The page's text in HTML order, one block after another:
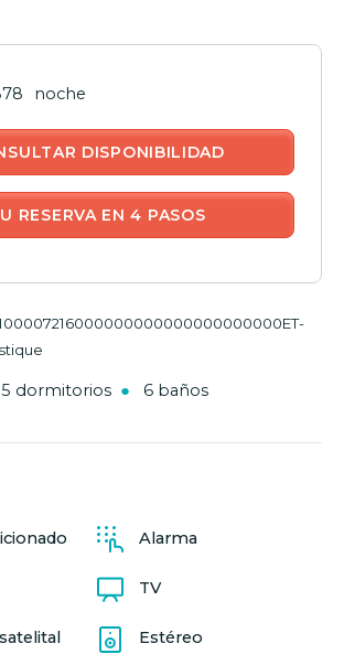
5 dormitorios 6 baños
Alarma
TV
Estéreo
noche
DISPONIBILIDAD
RESERVA EN 4 PASOS